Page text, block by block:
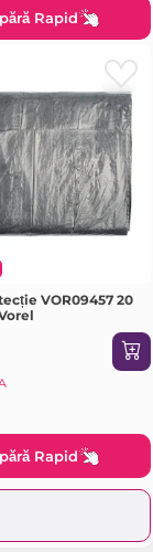
Rapid
VOR09457 20
Rapid